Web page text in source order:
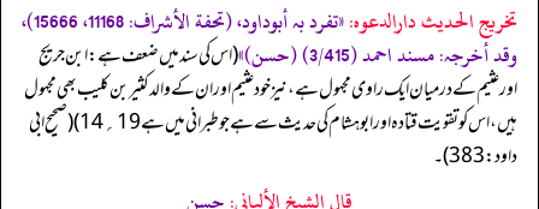
تخریج الحدیث دارالدعوہ:
«‏‏‏‏تفرد بہ أبوداود، (تحفة الأشراف: 11168، 15666)،
وقد أخرجہ: مسند احمد (3/415) (حسن)»
‏‏‏‏ (اس کی سند میں ضعف ہے: ابن جریج
اور عثیم کے درمیان ایک راوی مجہول ہے، نیز خود عثیم اور ان کے والد کثیر بن کلیب بھی مجہول
ہیں، اس کو تقویت قتادہ اور ابو ہشام کی حدیث سے ہے جو طبرانی میں ہے 19؍14) (صحیح ابی
داود: 383)۔